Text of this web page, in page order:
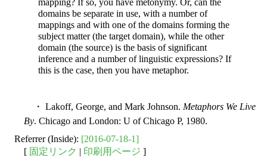
domains be separate in use, with a number of
mappings and with one of the domains forming the
subject matter (the target domain), while the other
domain (the source) is the basis of significant
inference and a number of linguistic expressions? If
this is the case, then you have metaphor.
・ Lakoff, George, and Mark Johnson. Metaphors We Live
By. Chicago and London: U of Chicago P, 1980.
Referrer (Inside): [2016-07-18-1]
[ 固定リンク | 印刷用ページ ]